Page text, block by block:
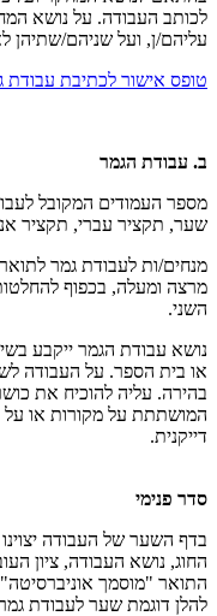
לכותב העבודה. על נושא
עליהם/ן, ועל שניהם/
טופס אישור לכתיבת עבודת
ב. עבודת הגמר
שער, תקציר עברי, תקציר
מנחים/ות לעבודת גמר
מרצה ומעלה, בכפוף
השני.
נושא עבודת הגמר ייקבע
או בית הספר. על העבודה
בהירה. עליה להוכיח את
המושתתת על מקורות או על
דייקנית.
סדר פנימי
בדף השער של העבודה
החוג, נושא העבודה, ציון
התואר "מוסמך
להלן דוגמת שער לעבודת